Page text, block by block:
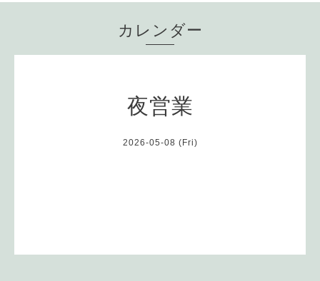
カレンダー
夜営業
2026-05-08 (Fri)